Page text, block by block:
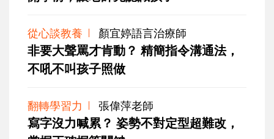
從心談教養 顏宜婷語言治療師
非要大聲罵才肯動？ 精簡指令溝通法，
不吼不叫孩子照做
翻轉學習力 張偉萍老師
寫字沒力喊累？ 姿勢不對定型超難改，